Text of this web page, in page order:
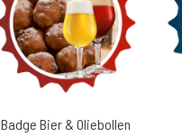
Badge Bier & Oliebollen